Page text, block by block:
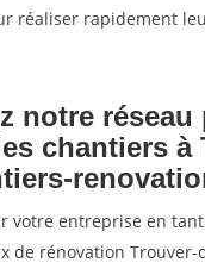
réaliser rapidement
notre réseau
chantiers à
votre entreprise en
de rénovation Trouver-